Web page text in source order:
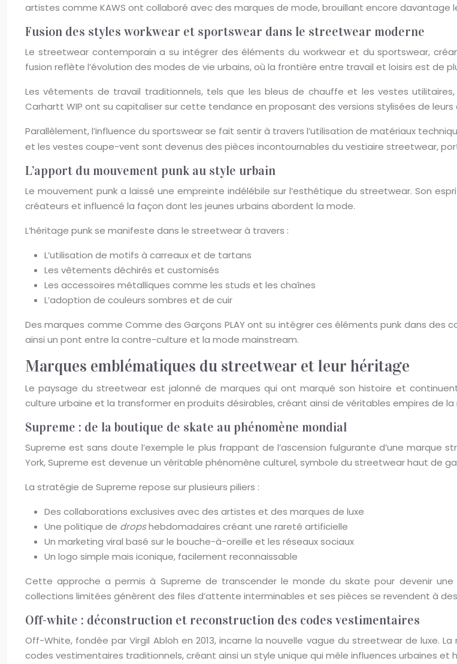
artistes comme KAWS ont collaboré avec des marques de mode, brouillant encore davantage
Fusion des styles workwear et sportswear dans le streetwear moderne
Le streetwear contemporain a su intégrer des éléments du workwear et du sportswear,
fusion reflète l’évolution des modes de vie urbains, où la frontière entre travail et loisirs est de
Les vêtements de travail traditionnels, tels que les bleus de chauffe et les vestes
Carhartt WIP ont su capitaliser sur cette tendance en proposant des versions stylisées de leurs
Parallèlement, l’influence du sportswear se fait sentir à travers l’utilisation de matériaux
et les vestes coupe-vent sont devenus des pièces incontournables du vestiaire streetwear,
L’apport du mouvement punk au style urbain
Le mouvement punk a laissé une empreinte indélébile sur l’esthétique du streetwear. Son
créateurs et influencé la façon dont les jeunes urbains abordent la mode.
L’héritage punk se manifeste dans le streetwear à travers :
L’utilisation de motifs à carreaux et de tartans
Les vêtements déchirés et customisés
Les accessoires métalliques comme les studs et les chaînes
L’adoption de couleurs sombres et de cuir
Des marques comme Comme des Garçons PLAY ont su intégrer ces éléments punk dans des
ainsi un pont entre la contre-culture et la mode mainstream.
Marques emblématiques du streetwear et leur héritage
Le paysage du streetwear est jalonné de marques qui ont marqué son histoire et
culture urbaine et la transformer en produits désirables, créant ainsi de véritables empires de la
Supreme : de la boutique de skate au phénomène mondial
Supreme est sans doute l’exemple le plus frappant de l’ascension fulgurante d’une marque
York, Supreme est devenue un véritable phénomène culturel, symbole du streetwear haut de
La stratégie de Supreme repose sur plusieurs piliers :
Des collaborations exclusives avec des artistes et des marques de luxe
Une politique de dropshebdomadaires créant une rareté artificielle
Un marketing viral basé sur le bouche-à-oreille et les réseaux sociaux
Un logo simple mais iconique, facilement reconnaissable
Cette approche a permis à Supreme de transcender le monde du skate pour devenir
collections limitées génèrent des files d’attente interminables et ses pièces se revendent à
Off-white : déconstruction et reconstruction des codes vestimentaires
Off-White, fondée par Virgil Abloh en 2013, incarne la nouvelle vague du streetwear de luxe.
codes vestimentaires traditionnels, créant ainsi un style unique qui mêle influences urbaines et